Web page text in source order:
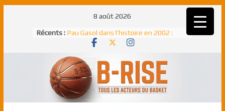
8 août 2026
Récents : Pau Gasol dans l’histoire en 2002 :
premier européen sacré Rookie de
Rudy Gobert, deuxième Français élu
meilleur défenseur d’une saison NBA
NBA Finals 2005 : les Spurs décrochent
un troisième titre NBA, la rude bataille
face aux Pistons